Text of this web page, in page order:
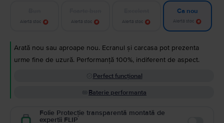
Alertă stoc Alertă stoc Alertă stoc
Ca nou
Alertă stoc
Arată nou sau aproape nou. Ecranul și carcasa pot prezenta
urme fine de uzură. Performanță 100%, indiferent de aspect.
Perfect funcțional
Baterie performanta
Folie Protecție transparentă montată de
experții FLIP